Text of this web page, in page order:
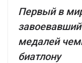
Первый в
медалей
биатлону